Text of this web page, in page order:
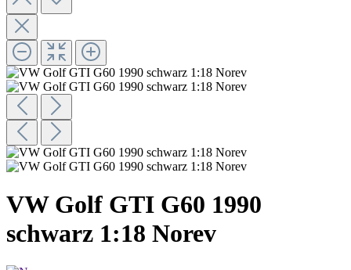
VW Golf GTI G60 1990
schwarz 1:18 Norev